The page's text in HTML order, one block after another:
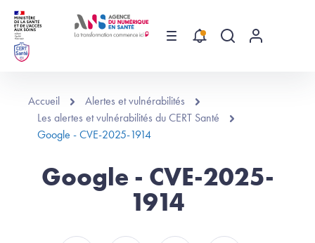
Aller au contenu principal
Menu Recherche
Menu
Accueil
Alertes et vulnérabilités
Les alertes et vulnérabilités du CERT Santé
Google - CVE-2025-1914
Google - CVE-2025-
1914